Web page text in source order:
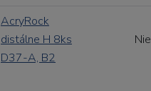
AcryRock
distálne H 8ks
D37-A, B2
Nie